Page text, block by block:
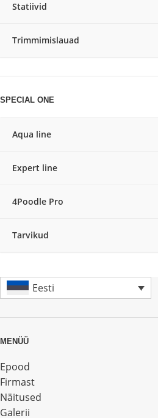
Statiivid
Trimmimislauad
SPECIAL ONE
Aqua line
Expert line
4Poodle Pro
Tarvikud
Eesti
MENÜÜ
Epood
Firmast
Näitused
Galerii